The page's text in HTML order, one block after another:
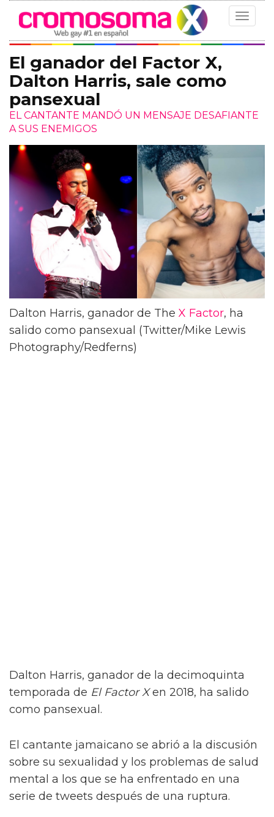
Toggle
El ganador del Factor X,
Dalton Harris, sale como
pansexual
EL CANTANTE MANDÓ UN MENSAJE DESAFIANTE
A SUS ENEMIGOS
Dalton Harris, ganador de The X Factor, ha
salido como pansexual (Twitter/Mike Lewis
Photography/Redferns)
Dalton Harris, ganador de la decimoquinta
temporada de El Factor Xen 2018, ha salido
como pansexual.
El cantante jamaicano se abrió a la discusión
sobre su sexualidad y los problemas de salud
mental a los que se ha enfrentado en una
serie de tweets después de una ruptura.